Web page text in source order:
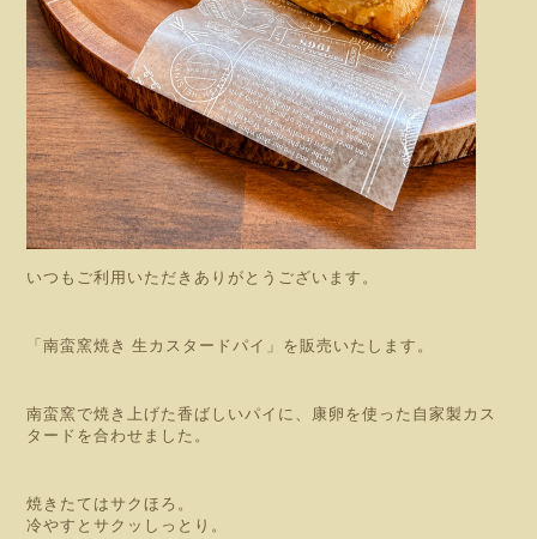
いつもご利用いただきありがとうございます。
「南蛮窯焼き 生カスタードパイ」を販売いたします。
南蛮窯で焼き上げた香ばしいパイに、康卵を使った自家製カス
タードを合わせました。
焼きたてはサクほろ。
冷やすとサクッしっとり。